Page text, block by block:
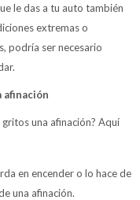
le das a tu auto también
extremas o
podría ser necesario
afinación
una afinación? Aquí
en encender o lo hace de
una afinación.